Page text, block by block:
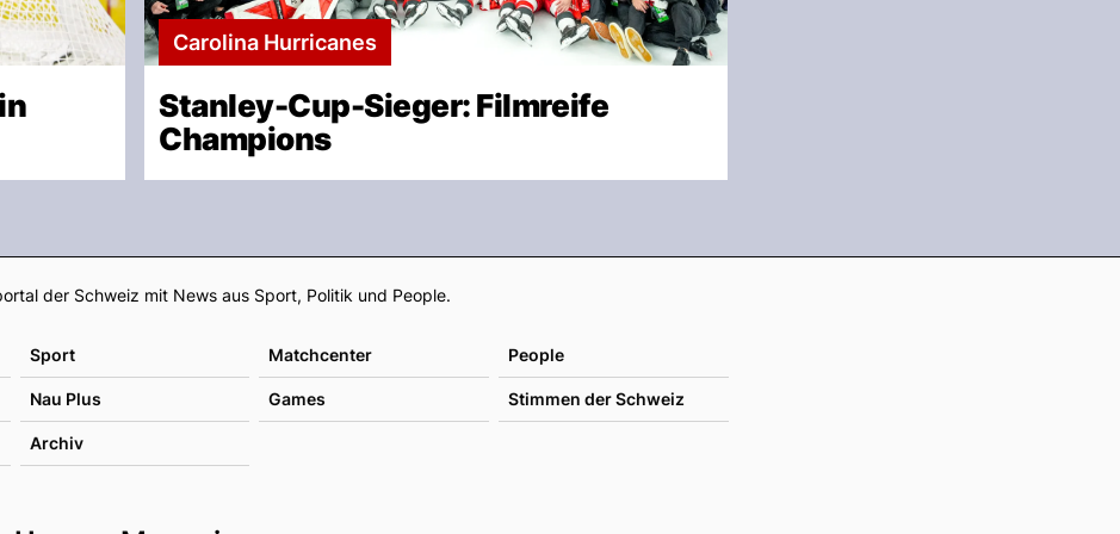
Carolina Hurricanes
Stanley-Cup-Sieger: Filmreife
Champions
Footer
der Schweiz mit News aus Sport, Politik und People.
Sport Matchcenter People
Nau Plus Games Stimmen der Schweiz
Archiv